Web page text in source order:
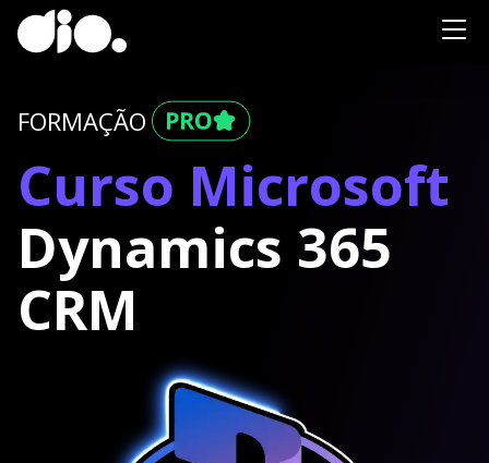
FORMAÇÃO
Curso Microsoft
Dynamics 365
CRM